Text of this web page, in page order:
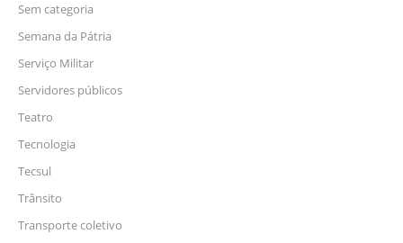
Sem categoria
Semana da Pátria
Serviço Militar
Servidores públicos
Teatro
Tecnologia
Tecsul
Trânsito
Transporte coletivo